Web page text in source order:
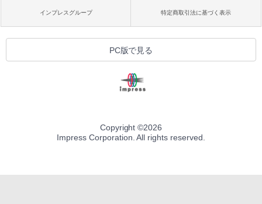
インプレスグループ 特定商取引法に基づく表示
PC版で見る
Copyright ©2026
Impress Corporation. All rights reserved.